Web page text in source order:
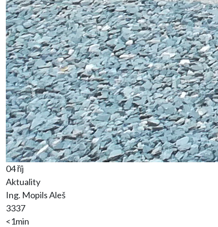
04 říj
Aktuality
Ing. Mopils Aleš
3337
<1min